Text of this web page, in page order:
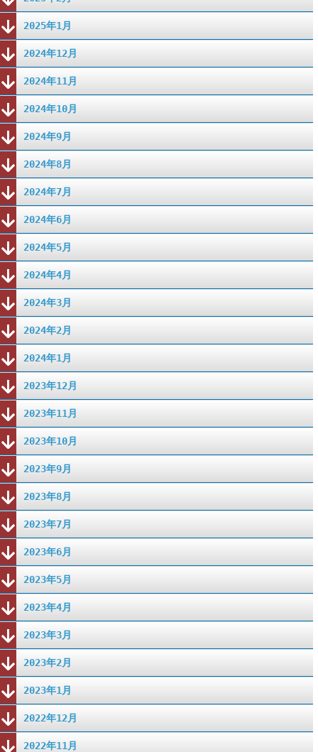
2025年1月
2024年12月
2024年11月
2024年10月
2024年9月
2024年8月
2024年7月
2024年6月
2024年5月
2024年4月
2024年3月
2024年2月
2024年1月
2023年12月
2023年11月
2023年10月
2023年9月
2023年8月
2023年7月
2023年6月
2023年5月
2023年4月
2023年3月
2023年2月
2023年1月
2022年12月
2022年11月